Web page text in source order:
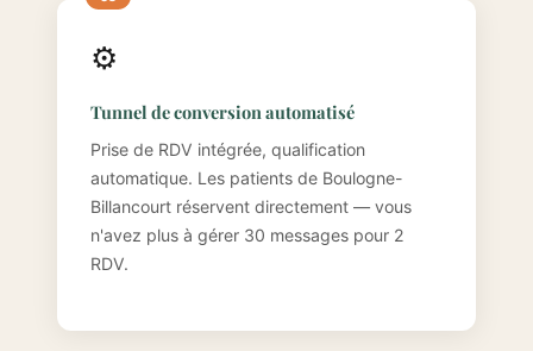
⚙️
Tunnel de conversion automatisé
Prise de RDV intégrée, qualification
automatique. Les patients de Boulogne-
Billancourt réservent directement — vous
n'avez plus à gérer 30 messages pour 2
RDV.